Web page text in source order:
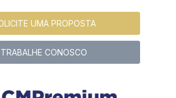
UMA PROPOSTA
TRABALHE CONOSCO